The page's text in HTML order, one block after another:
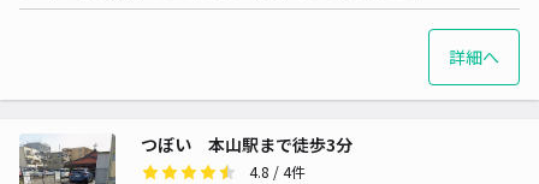
詳細へ
つぼい 本山駅まで徒歩3分
4.8 / 4件